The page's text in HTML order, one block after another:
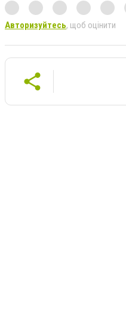
Авторизуйтесь, щоб оцінити